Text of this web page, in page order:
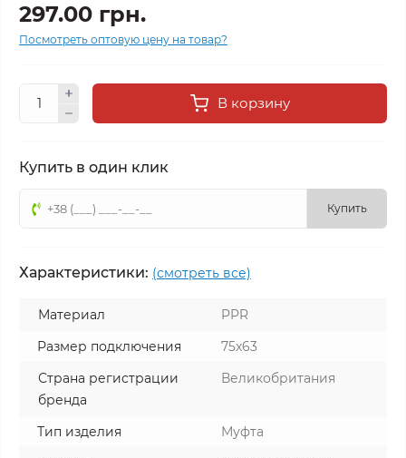
297.00 грн.
Посмотреть оптовую цену на товар?
В корзину
Купить в один клик
Купить
Характеристики: (смотреть все)
Материал
PPR
Размер подключения
75x63
Страна регистрации
бренда
Великобритания
Тип изделия
Муфта